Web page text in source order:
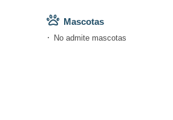
Mascotas
No admite mascotas